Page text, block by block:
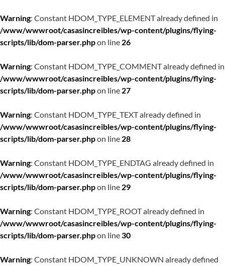
Warning: Constant HDOM_TYPE_ELEMENT already defined in
/www/wwwroot/casasincreibles/wp-content/plugins/flying-
scripts/lib/dom-parser.phpon line 26
Warning: Constant HDOM_TYPE_COMMENT already defined in
/www/wwwroot/casasincreibles/wp-content/plugins/flying-
scripts/lib/dom-parser.phpon line 27
Warning: Constant HDOM_TYPE_TEXT already defined in
/www/wwwroot/casasincreibles/wp-content/plugins/flying-
scripts/lib/dom-parser.phpon line 28
Warning: Constant HDOM_TYPE_ENDTAG already defined in
/www/wwwroot/casasincreibles/wp-content/plugins/flying-
scripts/lib/dom-parser.phpon line 29
Warning: Constant HDOM_TYPE_ROOT already defined in
/www/wwwroot/casasincreibles/wp-content/plugins/flying-
scripts/lib/dom-parser.phpon line30
Warning: Constant HDOM_TYPE_UNKNOWN already defined